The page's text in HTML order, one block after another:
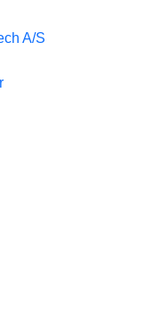
A/S